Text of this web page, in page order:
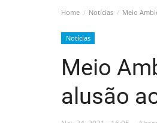
Home Notícias Meio
Notícias
Meio
alusão